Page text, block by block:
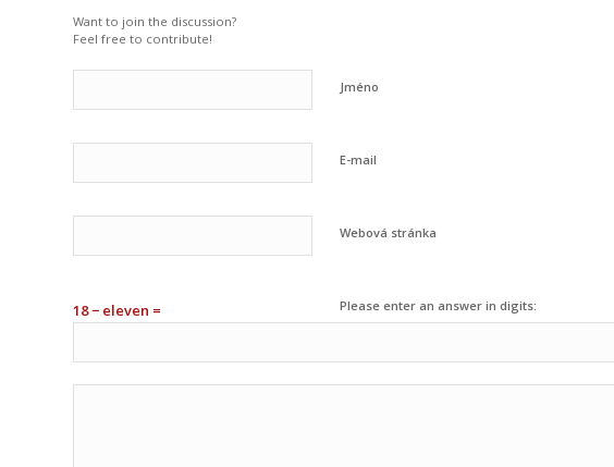
Want to join the discussion?
Feel free to contribute!
Jméno
E-mail
Webová stránka
Please enter an answer in digits:
18 − eleven =